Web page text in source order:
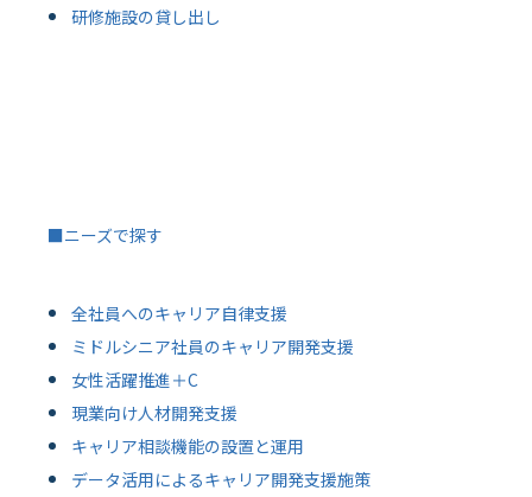
研修施設の貸し出し
■ニーズで探す
全社員へのキャリア自律支援
ミドルシニア社員のキャリア開発支援
女性活躍推進＋C
現業向け人材開発支援
キャリア相談機能の設置と運用
データ活用によるキャリア開発支援施策